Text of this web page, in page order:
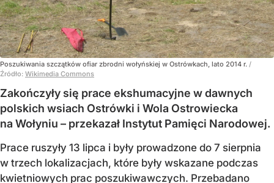
Poszukiwania szczątków ofiar zbrodni wołyńskiej w Ostrówkach, lato 2014 r. /
Źródło: Wikimedia Commons
Zakończyły się prace ekshumacyjne w dawnych
polskich wsiach Ostrówki i Wola Ostrowiecka
na Wołyniu – przekazał Instytut Pamięci Narodowej.
Prace ruszyły 13 lipca i były prowadzone do 7 sierpnia
w trzech lokalizacjach, które były wskazane podczas
kwietniowych prac poszukiwawczych. Przebadano